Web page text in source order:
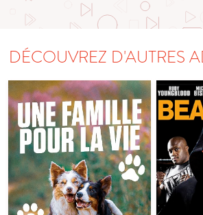
DÉCOUVREZ D'AUTRES